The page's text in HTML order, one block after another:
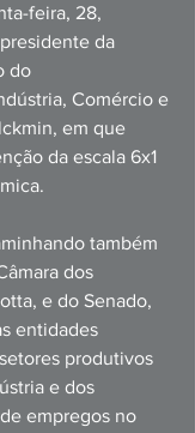
feira, 28,
da
do
Comércio e
em que
da escala 6x1
também
dos
e do Senado,
entidades
produtivos
e dos
empregos no